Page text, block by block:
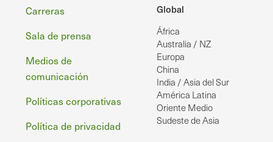
Global
África
Australia / NZ
Europa
China
India / Asia del Sur
América Latina
Oriente Medio
Sudeste de Asia
Pie
de
página
Carreras
Sala de prensa
Medios de
comunicación
Políticas corporativas
Política de privacidad